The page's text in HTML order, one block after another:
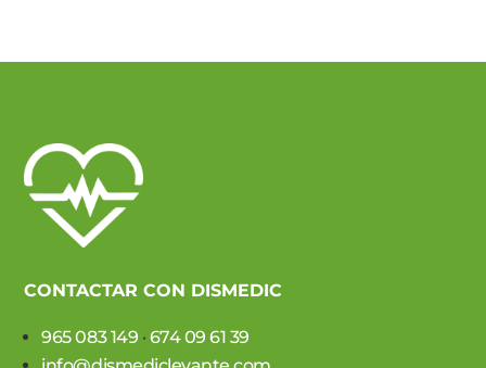
CONTACTAR CON DISMEDIC
965 083 149 · 674 09 61 39